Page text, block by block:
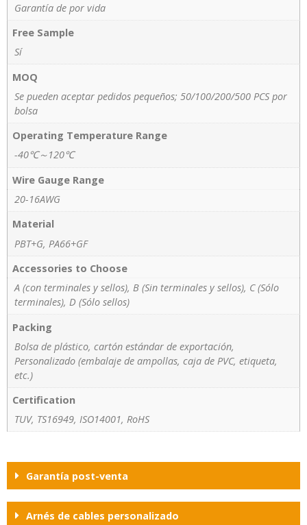
Garantía de por vida
Free Sample
Sí
MOQ
Se pueden aceptar pedidos pequeños; 50/100/200/500 PCS por
bolsa
Operating Temperature Range
-40℃～120℃
Wire Gauge Range
20-16AWG
Material
PBT+G, PA66+GF
Accessories to Choose
A (con terminales y sellos), B (Sin terminales y sellos), C (Sólo
terminales), D (Sólo sellos)
Packing
Bolsa de plástico, cartón estándar de exportación,
Personalizado (embalaje de ampollas, caja de PVC, etiqueta,
etc.)
Certification
TUV, TS16949, ISO14001, RoHS
Garantía post-venta
Arnés de cables personalizado